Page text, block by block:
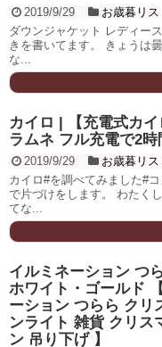
2019/9/29
お歳暮リス
ダウンジャケット レディー
きを書いてます。 きょうは
な...
カイロ | 【充電式カ
ラムネ フル充電で2
2019/9/29
お歳暮リス
カイロ#を調べてみました#
で片づけをします。 わたく
てな...
イルミネーション つ
ホワイト・ゴールド
ーション つらら クリ
ンライト 雑貨 クリス
ン 吊り下げ 】